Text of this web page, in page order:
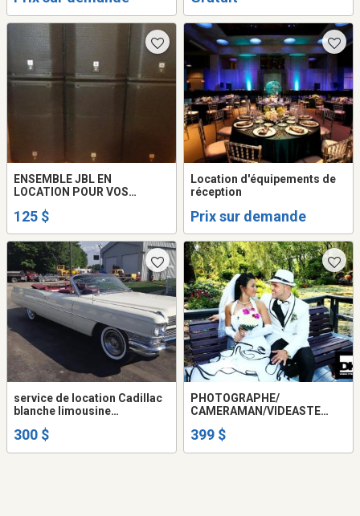
ENSEMBLE JBL EN
LOCATION POUR VOS
125 $
Location d'équipements de
réception
Prix sur demande
service de location Cadillac
blanche limousine
antique vintage mariage
300 $
PHOTOGRAPHE/
CAMERAMAN/VIDEASTE
MONTAGE VIDÉO/PUB ET
399 $